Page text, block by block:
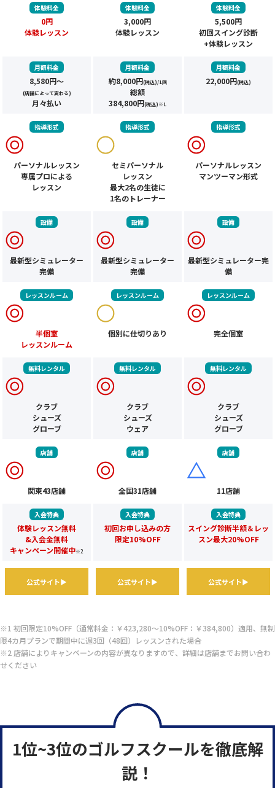
体験料金
0円
体験レッスン
体験料金
3,000円
体験レッスン
体験料金
5,500円
初回スイング診断
+体験レッスン
月額料金
8,580円～
(店舗によって変わる)
月々払い
月額料金
約8,000円(税込)/1回
総額
384,800円(税込)※1
月額料金
22,000円(税込)
指導形式
パーソナルレッスン
専属プロによる
レッスン
指導形式
セミパーソナル
レッスン
最大2名の生徒に
1名のトレーナー
指導形式
パーソナルレッスン
マンツーマン形式
設備
最新型シミュレーター
完備
設備
最新型シミュレーター
完備
設備
最新型シミュレーター完
備
レッスンルーム
半個室
レッスンルーム
レッスンルーム
個別に仕切りあり
レッスンルーム
完全個室
無料レンタル
クラブ
シューズ
グローブ
無料レンタル
クラブ
シューズ
ウェア
無料レンタル
クラブ
シューズ
グローブ
店舗
関東43店舗
店舗
全国31店舗
店舗
11店舗
入会特典
体験レッスン無料
&入会金無料
キャンペーン開催中※2
入会特典
初回お申し込みの方
限定10%OFF
入会特典
スイング診断半額＆レッ
スン最大20%OFF
公式サイト▶ 公式サイト▶ 公式サイト▶
※1 初回限定10%OFF（通常料金：￥423,280～10%OFF：￥384,800）適用、無制
限4カ月プランで期間中に週3回（48回）レッスンされた場合
※2 店舗によりキャンペーンの内容が異なりますので、詳細は店舗までお問い合わ
せください
1位~3位のゴルフスクールを徹底解
説！